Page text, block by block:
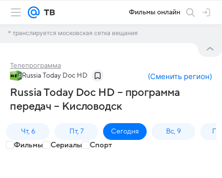
Фильмы онлайн
* транслируется московская сетка вещания
Телепрограмма
Russia Today Doc HD (Сменить регион)
Russia Today Doc HD – программа
передач – Кисловодск
Чт, 6 Пт, 7 Сегодня Вс, 9
Фильмы Сериалы Спорт